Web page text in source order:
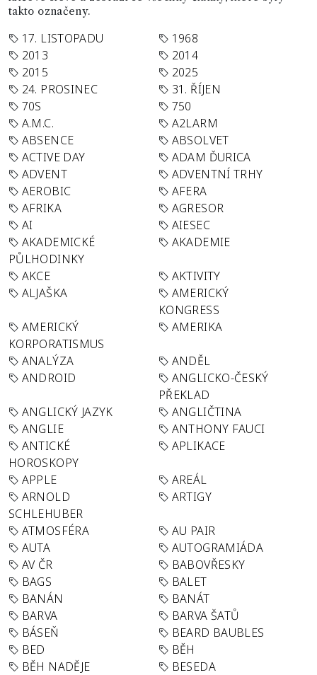
takto označeny.
17. LISTOPADU
1968
2013
2014
2015
2025
24. PROSINEC
31. ŘÍJEN
70S
750
A.M.C.
A2LARM
ABSENCE
ABSOLVET
ACTIVE DAY
ADAM ĎURICA
ADVENT
ADVENTNÍ TRHY
AEROBIC
AFERA
AFRIKA
AGRESOR
AI
AIESEC
AKADEMICKÉ
PŮLHODINKY
AKADEMIE
AKCE
AKTIVITY
ALJAŠKA
AMERICKÝ
KONGRESS
AMERICKÝ
KORPORATISMUS
AMERIKA
ANALÝZA
ANDĚL
ANDROID
ANGLICKO-ČESKÝ
PŘEKLAD
ANGLICKÝ JAZYK
ANGLIČTINA
ANGLIE
ANTHONY FAUCI
ANTICKÉ
HOROSKOPY
APLIKACE
APPLE
AREÁL
ARNOLD
SCHLEHUBER
ARTIGY
ATMOSFÉRA
AU PAIR
AUTA
AUTOGRAMIÁDA
AV ČR
BABOVŘESKY
BAGS
BALET
BANÁN
BANÁT
BARVA
BARVA ŠATŮ
BÁSEŇ
BEARD BAUBLES
BED
BĚH
BĚH NADĚJE
BESEDA